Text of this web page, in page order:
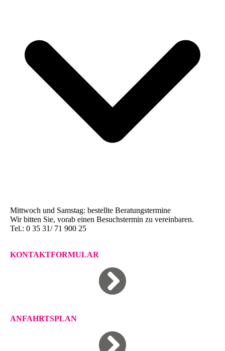
Mittwoch und Samstag: bestellte Beratungstermine
Wir bitten Sie, vorab einen Besuchstermin zu vereinbaren.
Tel.: 0 35 31/ 71 900 25
KONTAKTFORMULAR
ANFAHRTSPLAN